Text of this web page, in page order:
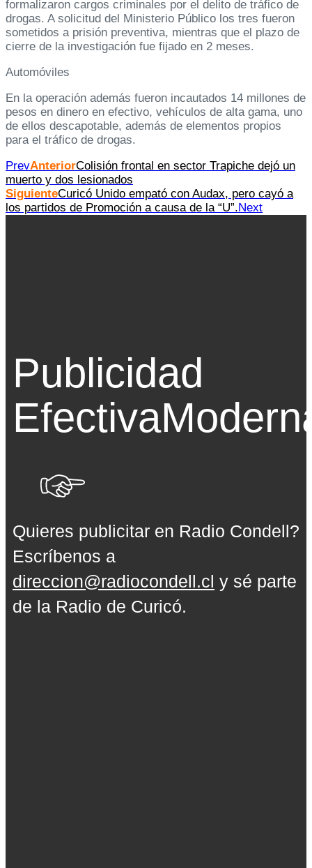
formalizaron cargos criminales por el delito de tráfico de
drogas. A solicitud del Ministerio Público los tres fueron
sometidos a prisión preventiva, mientras que el plazo de
cierre de la investigación fue fijado en 2 meses.
Automóviles
En la operación además fueron incautados 14 millones de
pesos en dinero en efectivo, vehículos de alta gama, uno
de ellos descapotable, además de elementos propios
para el tráfico de drogas.
PrevAnteriorColisión frontal en sector Trapiche dejó un
muerto y dos lesionados
SiguienteCuricó Unido empató con Audax, pero cayó a
los partidos de Promoción a causa de la “U”.Next
Publicidad
Efectiva
Quieres publicitar en Radio Condell?
Escríbenos a
direccion@radiocondell.cl y sé parte
de la Radio de Curicó.